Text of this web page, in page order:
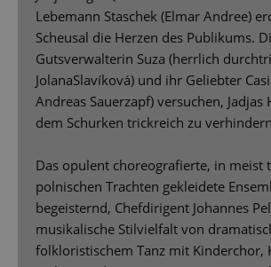
Lebemann Staschek (Elmar Andree)
Scheusal die Herzen des Publikums.
Gutsverwalterin Suza (herrlich
JolanaSlavíková) und ihr Geliebter
Andreas Sauerzapf) versuchen,
dem Schurken trickreich zu
Das opulent choreograﬁerte, in meist
polnischen Trachten gekleidete
begeisternd, Chefdirigent Johannes
musikalische Stilvielfalt von
folkloristischem Tanz mit Kinderchor,